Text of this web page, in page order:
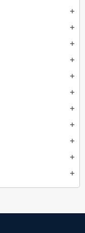
add
add
add
add
add
add
add
add
add
add
add